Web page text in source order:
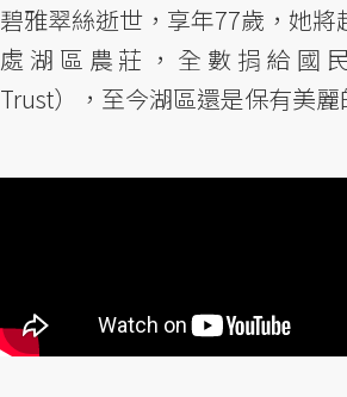
碧雅翠絲逝世，享年77歲，她將
處湖區農莊，全數捐給國
Trust），至今湖區還是保有美麗